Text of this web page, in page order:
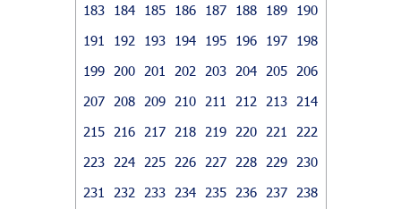
183
184 185 186 187 188 189
190
191
192 193 194 195 196 197
198
199
200 201 202 203 204 205
206
207
208 209 210 211 212 213
214
215
216 217 218 219 220 221
222
223
224 225 226 227 228 229
230
231
232 233 234 235 236 237
238